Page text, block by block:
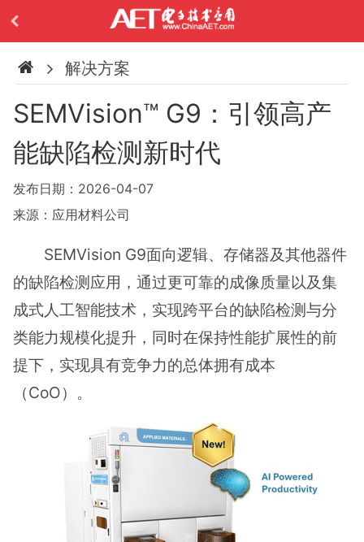
解决方案
SEMVision™ G9：引领高产
能缺陷检测新时代
发布日期：2026-04-07
来源：应用材料公司
SEMVision G9面向逻辑、存储器及其他器件
的缺陷检测应用，通过更可靠的成像质量以及集
成式人工智能技术，实现跨平台的缺陷检测与分
类能力规模化提升，同时在保持性能扩展性的前
提下，实现具有竞争力的总体拥有成本
（CoO）。